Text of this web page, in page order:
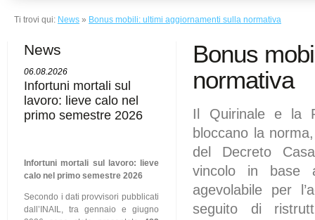
Ti trovi qui: News » Bonus mobili: ultimi aggiornamenti sulla normativa
News
06.08.2026
Infortuni mortali sul
lavoro: lieve calo nel
primo semestre 2026
Infortuni mortali sul lavoro: lieve
calo nel primo semestre 2026
Secondo i dati provvisori pubblicati
dall’INAIL, tra gennaio e giugno
Bonus
normativa
Il Quirinale e la
bloccano la
del Decreto
vincolo in base
agevolabile per
seguito di